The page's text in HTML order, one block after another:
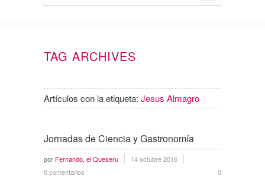
TAG ARCHIVES
Artículos con la etiqueta: Jesus Almagro
Jornadas de Ciencia y Gastronomía
por Fernando, el Queseru
14 octubre 2016
0 comentarios
0